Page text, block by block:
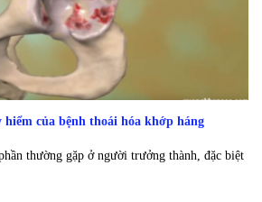
hiểm của bệnh thoái hóa khớp háng
thường gặp ở người trưởng thành, đặc biệt